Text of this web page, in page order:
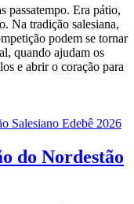
passatempo. Era pátio,
Na tradição salesiana,
podem se tornar
quando ajudam os
e abrir o coração para
do Nordestão